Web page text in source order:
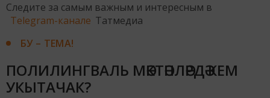
Следите за самым важным и интересным в
Telegram-канале Татмедиа
БУ – ТЕМА!
ПОЛИЛИНГВАЛЬ МӘКТӘПЛӘРДӘ КЕМ
УКЫТАЧАК?